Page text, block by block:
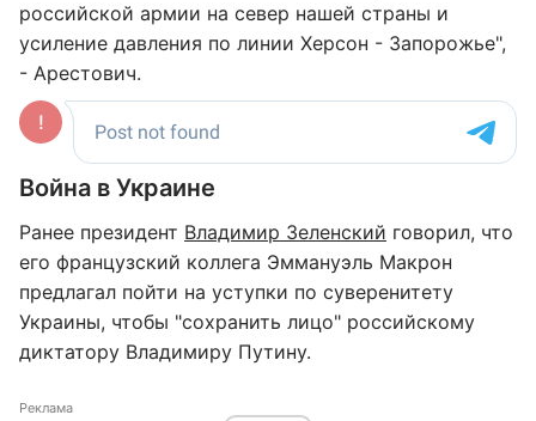
российской армии на север нашей страны и
усиление давления по линии Херсон - Запорожье",
- Арестович.
Война в Украине
Ранее президент Владимир Зеленский говорил, что
его французский коллега Эммануэль Макрон
предлагал пойти на уступки по суверенитету
Украины, чтобы "сохранить лицо" российскому
диктатору Владимиру Путину.
Реклама